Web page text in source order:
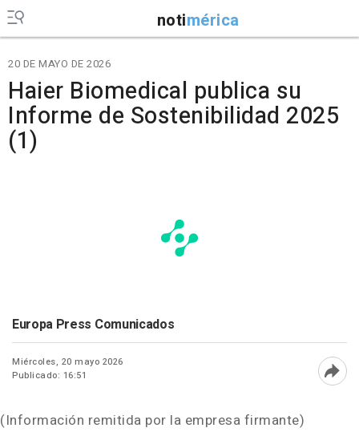
notimérica
20 DE MAYO DE 2026
Haier Biomedical publica su
Informe de Sostenibilidad 2025
(1)
Europa Press Comunicados
Miércoles, 20 mayo 2026
Publicado: 16:51
(Información remitida por la empresa firmante)